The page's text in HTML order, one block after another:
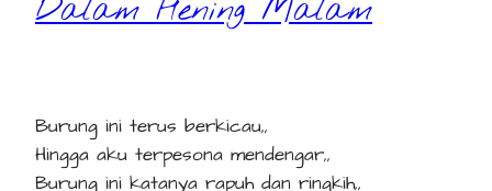
Dalam Hening Malam
Burung ini terus berkicau,,
Hingga aku terpesona mendengar,,
Burung ini katanya rapuh dan ringkih,,